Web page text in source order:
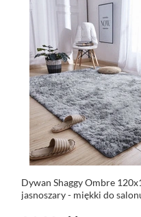
Dywan Shaggy Ombre
jasnoszary - miękki do